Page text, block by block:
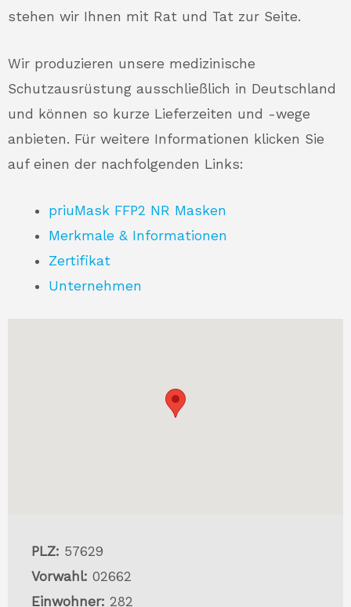
stehen wir Ihnen mit Rat und Tat zur Seite.
Wir produzieren unsere medizinische
Schutzausrüstung ausschließlich in Deutschland
und können so kurze Lieferzeiten und -wege
anbieten. Für weitere Informationen klicken Sie
auf einen der nachfolgenden Links:
priuMask FFP2 NR Masken
Merkmale & Informationen
Zertifikat
Unternehmen
PLZ: 57629
Vorwahl: 02662
Einwohner: 282